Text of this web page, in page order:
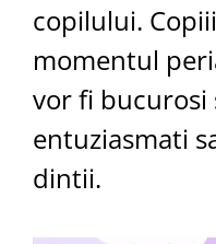
copilului.
momentul
vor fi bucurosi
entuziasmati
dintii.